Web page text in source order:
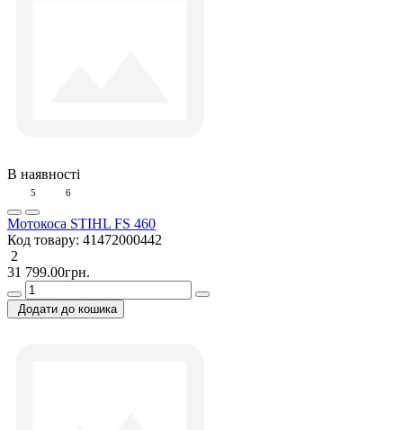
В наявності
5 6
Мотокоса STIHL FS 460
Код товару: 41472000442
2
31 799.00грн.
Додати до кошика